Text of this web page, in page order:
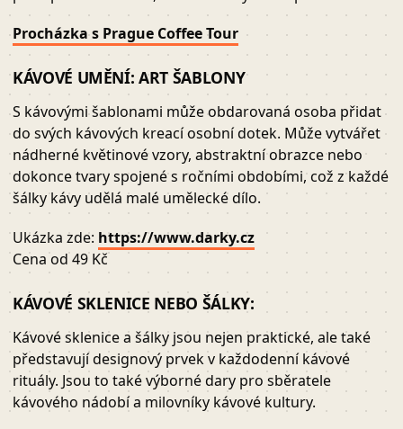
Procházka s Prague Coffee Tour
KÁVOVÉ UMĚNÍ: ART ŠABLONY
S kávovými šablonami může obdarovaná osoba přidat
do svých kávových kreací osobní dotek. Může vytvářet
nádherné květinové vzory, abstraktní obrazce nebo
dokonce tvary spojené s ročními obdobími, což z každé
šálky kávy udělá malé umělecké dílo.
Ukázka zde: https://www.darky.cz
Cena od 49 Kč
KÁVOVÉ SKLENICE NEBO ŠÁLKY:
Kávové sklenice a šálky jsou nejen praktické, ale také
představují designový prvek v každodenní kávové
rituály. Jsou to také výborné dary pro sběratele
kávového nádobí a milovníky kávové kultury.